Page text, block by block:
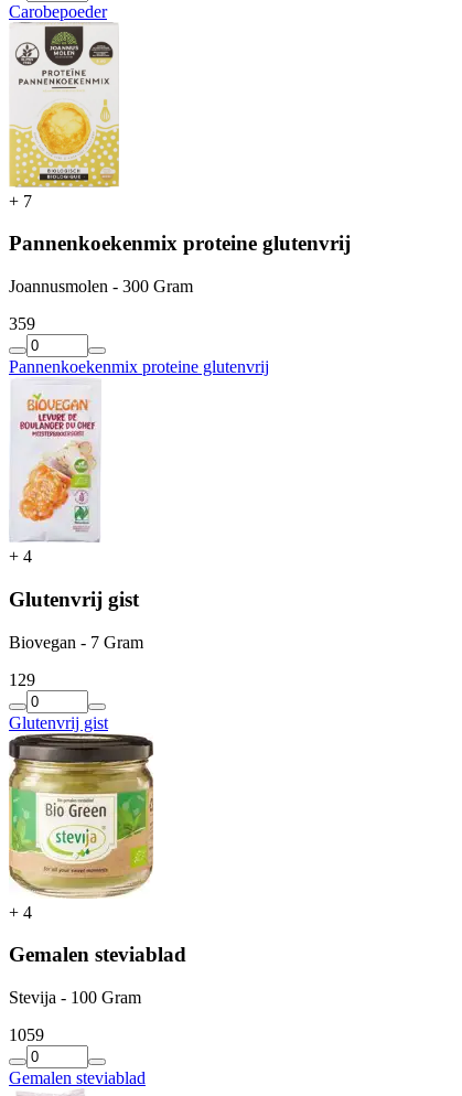
Carobepoeder
+ 7
Pannenkoekenmix proteine glutenvrij
Joannusmolen - 300 Gram
359
Pannenkoekenmix proteine glutenvrij
+ 4
Glutenvrij gist
Biovegan - 7 Gram
1 29
Glutenvrij gist
+ 4
Gemalen steviablad
Stevija - 100 Gram
1059
Gemalen steviablad